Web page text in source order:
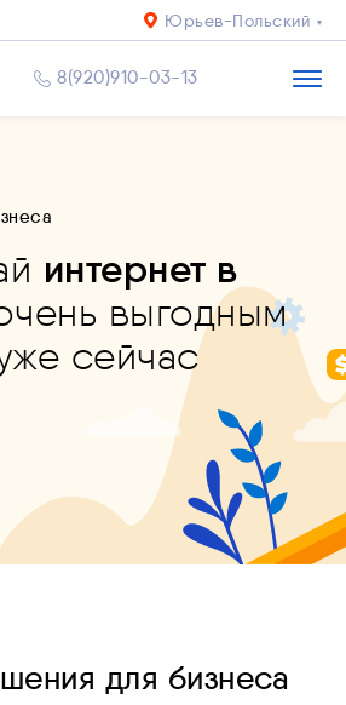
Юрьев-Польский
8(920)910-03-13
интернет в
выгодным
сейчас
для бизнеса